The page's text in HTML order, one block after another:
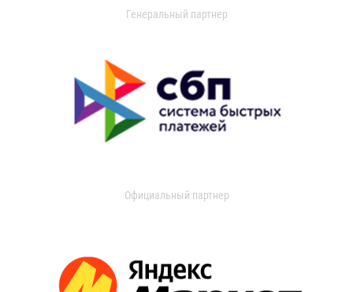
Генеральный партнер
Официальный партнер